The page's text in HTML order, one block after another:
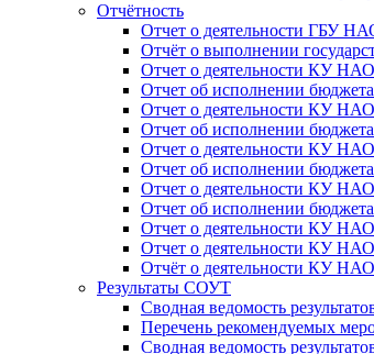
Отчётность
Отчет о деятельности ГБУ
Отчёт о выполнении
Отчет о деятельности КУ
Отчет об исполнении бюджета
Отчет о деятельности КУ
Отчет об исполнении бюджета
Отчет о деятельности КУ
Отчет об исполнении бюджета
Отчет о деятельности КУ
Отчет об исполнении бюджета
Отчет о деятельности КУ
Отчет о деятельности КУ
Отчёт о деятельности КУ
Результаты СОУТ
Сводная ведомость
Перечень рекомендуемых
Сводная ведомость